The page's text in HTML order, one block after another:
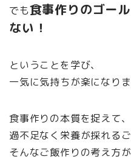
でも食事作りのゴー
ない！
ということを学び、
一気に気持ちが楽になりま
食事作りの本質を捉えて、
過不足なく栄養が採れるご
そんなご飯作りの考え方